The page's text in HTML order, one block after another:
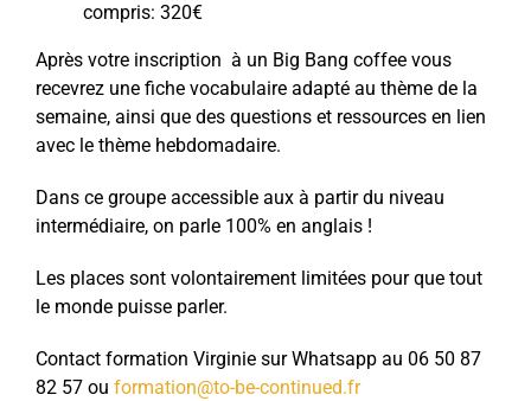
compris: 320€
Après votre inscription à un Big Bang coffee vous
recevrez une fiche vocabulaire adapté au thème de la
semaine, ainsi que des questions et ressources en lien
avec le thème hebdomadaire.
Dans ce groupe accessible aux à partir du niveau
intermédiaire, on parle 100% en anglais !
Les places sont volontairement limitées pour que tout
le monde puisse parler.
Contact formation Virginie sur Whatsapp au 06 50 87
82 57 ou formation@to-be-continued.fr